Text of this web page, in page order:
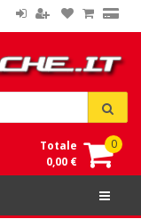
0
Totale
0,00 €